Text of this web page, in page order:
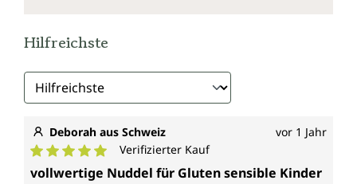
Hilfreichste
Deborah aus Schweiz vor 1 Jahr
Durchschnittliche Bewertung von 5 von 5 Sternen
Verifizierter Kauf
vollwertige Nuddel für Gluten sensible Kinder